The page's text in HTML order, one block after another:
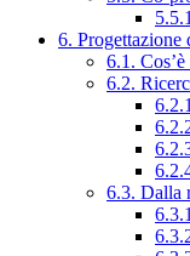
6. Progettazione
6.1.
6.2.
6.3. Dalla